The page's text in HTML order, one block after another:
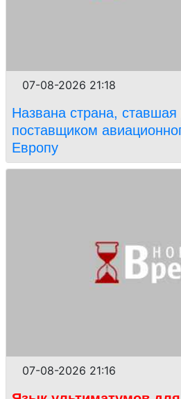
07-08-2026 21:18
Названа страна,
поставщиком
Европу
07-08-2026 21:16